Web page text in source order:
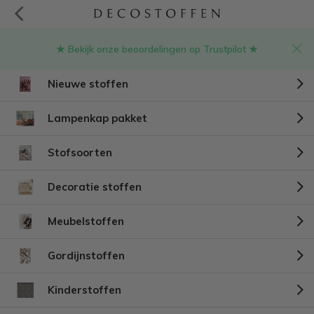
★ Bekijk onze beoordelingen op Trustpilot ★
Catalogus(8)
Nieuwe stoffen
Lampenkap pakket
Stofsoorten
Decoratie stoffen
Meubelstoffen
Gordijnstoffen
Kinderstoffen